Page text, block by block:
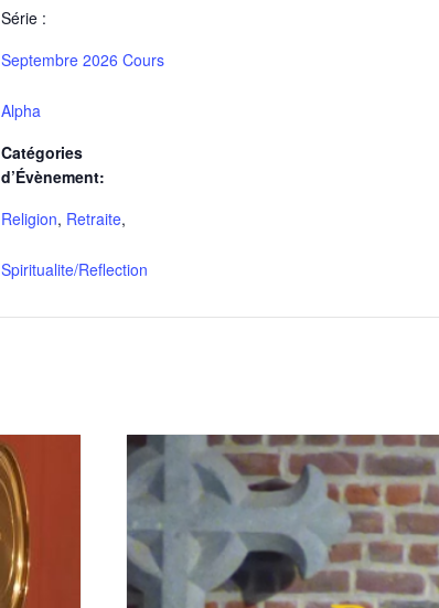
Série :
Septembre 2026 Cours
Alpha
Catégories
d’Évènement:
Religion, Retraite,
Spiritualite/Reflection